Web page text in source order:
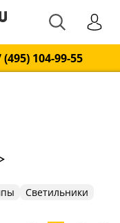
(495) 104-99-55
Светильники